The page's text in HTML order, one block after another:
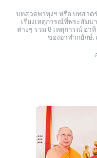
บทสวดพาหุงฯ หรือ บทสวด
เรียงเหตุการณ์ที่พระสัม
ต่างๆ รวม 8 เหตุการณ์ อ
ของอาฬวกยักษ์,